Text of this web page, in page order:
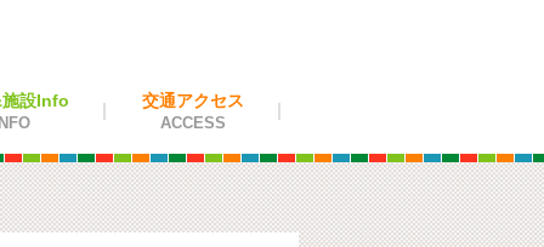
設Info 交通アクセス
ACCESS